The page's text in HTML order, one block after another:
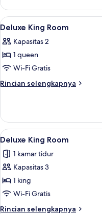
Suite
Eksekutif
Lihat
semua
foto
untuk
Deluxe
King
4
Deluxe King Room
Kapasitas 2
1 queen
Wi-Fi Gratis
Rincian selengkapnya
Rincian
Deluxe
King
Room
Lihat
semua
foto
untuk
Deluxe
King
Room
4
Deluxe King Room
1 kamar tidur
Kapasitas 3
1 king
Wi-Fi Gratis
Rincian selengkapnya
Rincian